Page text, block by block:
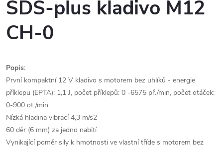
SDS-plus kladivo M12
CH-0
Popis:
První kompaktní 12 V kladivo s motorem bez uhlíků - energie
příklepu (EPTA): 1,1 J, počet příklepů: 0 -6575 př./min, počet otáček:
0-900 ot./min
Nízká hladina vibrací 4,3 m/s2
60 děr (6 mm) za jedno nabití
Vynikající poměr sily k hmotnosti ve vlastní tříde s motorem bez